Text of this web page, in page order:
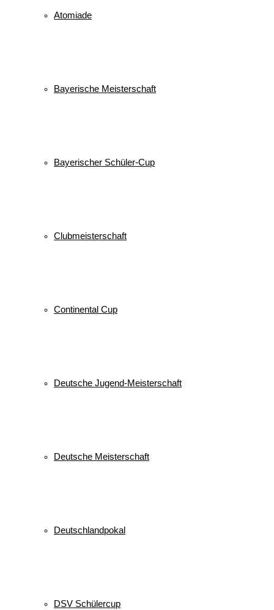
Atomiade
Bayerische Meisterschaft
Bayerischer Schüler-Cup
Clubmeisterschaft
Continental Cup
Deutsche Jugend-Meisterschaft
Deutsche Meisterschaft
Deutschlandpokal
DSV Schülercup